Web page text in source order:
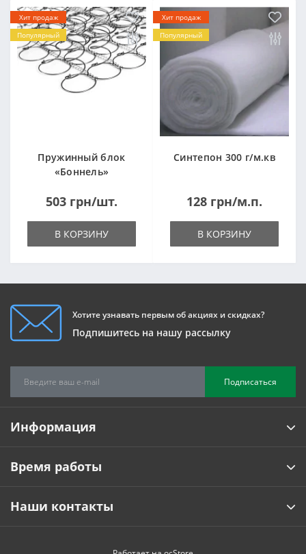
Хит продаж
Популярный
Пружинный блок
«Боннель»
503 грн/шт.
В КОРЗИНУ
Хит продаж
Популярный
Синтепон 300 г/м.кв
128 грн/м.п.
В КОРЗИНУ
Хотите узнавать первым об акциях и скидках?
Подпишитесь на нашу рассылку
Подписаться
Информация
Время работы
Наши контакты